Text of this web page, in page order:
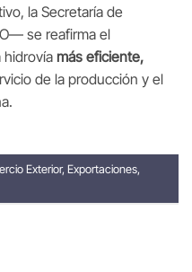
la Secretaría de
se reafirma el
hidrovía más eficiente,
de la producción y el
Exterior, Exportaciones,